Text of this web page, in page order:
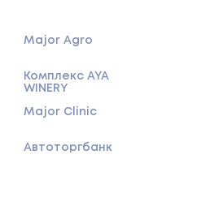
Major Agro
Комплекс AYA
WINERY
Major Clinic
Автоторгбанк